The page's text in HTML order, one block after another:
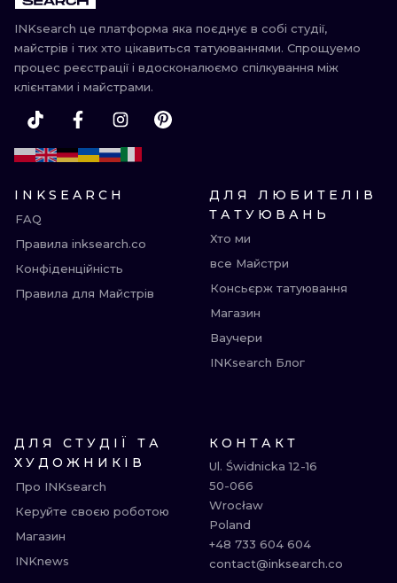
INKsearch це платформа яка поєднує в собі студії,
майстрів і тих хто цікавиться татуюваннями. Спрощуемо
процес реєстрації і вдосконалюємо спілкування між
клієнтами і майстрами.
INKSEARCH
FAQ
Правила inksearch.co
Конфіденційність
Правила для Майстрів
ДЛЯ ЛЮБИТЕЛІВ
ТАТУЮВАНЬ
Хто ми
все Майстри
Консьєрж татуювання
Магазин
Ваучери
INKsearch Блог
ДЛЯ СТУДІЇ ТА
ХУДОЖНИКІВ
Про INKsearch
Керуйте своєю роботою
Магазин
INKnews
КОНТАКТ
Ul. Świdnicka 12-16
50-066
Wrocław
Poland
+48 733 604 604
contact@inksearch.co